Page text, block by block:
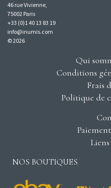
46 rue Vivienne,
75002 Paris
+33 (0)1 40 13 83 19
info@inumis.com
© 2026
Qui
Conditions
Frais
Politique de
NOS BOUTIQUES